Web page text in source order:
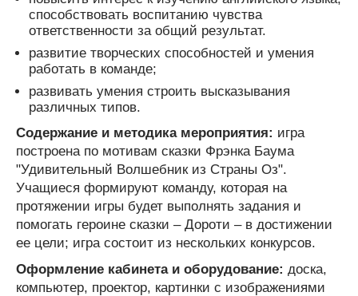
способствовать воспитанию чувства
ответственности за общий результат.
развитие творческих способностей и умения
работать в команде;
развивать умения строить высказывания
различных типов.
Содержание и методика мероприятия: игра
построена по мотивам сказки Фрэнка Баума
"Удивительный Волшебник из Страны Оз".
Учащиеся формируют команду, которая на
протяжении игры будет выполнять задания и
помогать героине сказки – Дороти – в достижении
ее цели; игра состоит из нескольких конкурсов.
Оформление кабинета и оборудование: доска,
компьютер, проектор, картинки с изображениями